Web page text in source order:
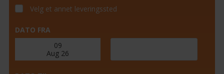
Velg et annet leveringssted
DATO FRA